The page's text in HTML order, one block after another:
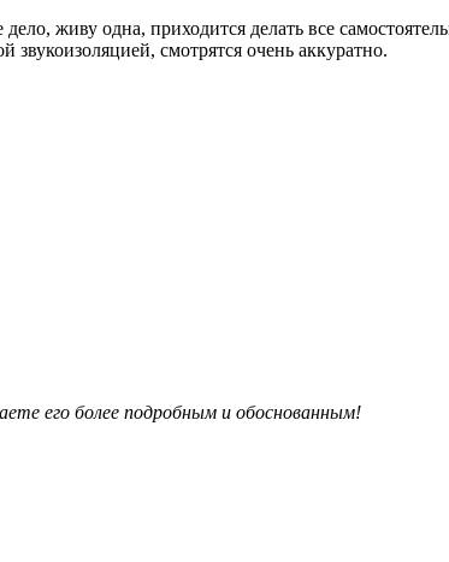
живу одна, приходится делать все
смотрятся очень аккуратно.
его более подробным и обоснованным!